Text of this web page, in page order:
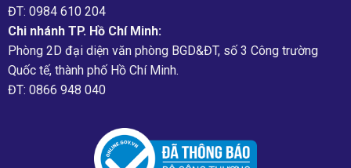
ĐT: 0984 610 204
Chi nhánh TP. Hồ Chí Minh:
Phòng 2D đại diện văn phòng BGD&ĐT, số 3 Công trường
Quốc tế, thành phố Hồ Chí Minh.
ĐT: 0866 948 040